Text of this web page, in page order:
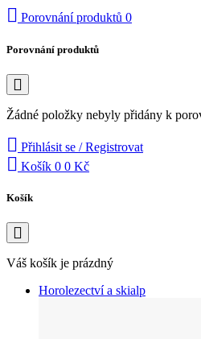
Porovnání produktů 0
Porovnání produktů
Žádné položky nebyly přidány k
Přihlásit se / Registrovat
Košík 0 0 Kč
Košík
Váš košík je prázdný
Horolezectví a skialp